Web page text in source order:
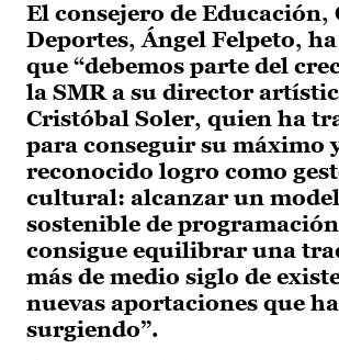
El consejero de Educación,
Deportes, Ángel Felpeto,
que “debemos parte del
la SMR a su director
Cristóbal Soler, quien ha
para conseguir su máximo
reconocido logro como
cultural: alcanzar un
sostenible de
consigue equilibrar una
más de medio siglo de
nuevas aportaciones que
surgiendo”.